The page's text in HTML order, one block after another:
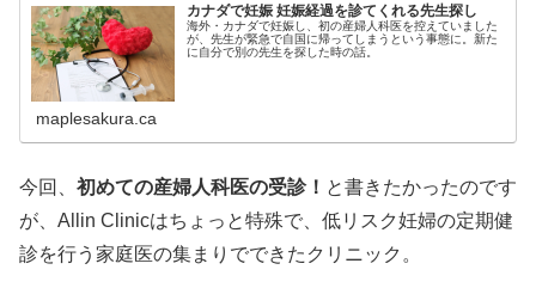
カナダで妊娠 妊娠経過を診てくれる先生探し
海外・カナダで妊娠し、初の産婦人科医を控えていました
が、先生が緊急で自国に帰ってしまうという事態に。新た
に自分で別の先生を探した時の話。
maplesakura.ca
今回、 初めての産婦人科医の受診！ と書きたかったのです
が、Allin Clinicはちょっと特殊で、低リスク妊婦の定期健
診を行う家庭医の集まりでできたクリニック。